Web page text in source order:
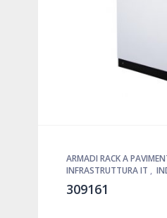
ARMADI RACK A
INFRASTRUTTURA IT ,
309161